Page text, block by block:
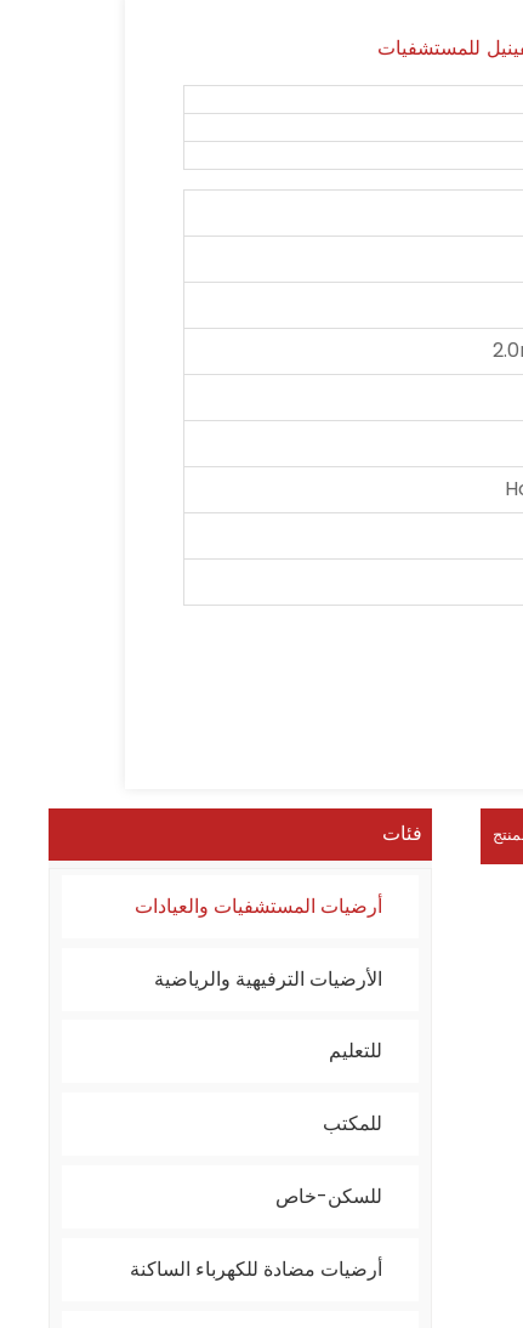
للمستشفيات
فئات
أرضيات المستشفيات والعيادات
الأرضيات الترفيهية والرياضية
للتعليم
للمكتب
للسكن-خاص
أرضيات مضادة للكهرباء الساكنة